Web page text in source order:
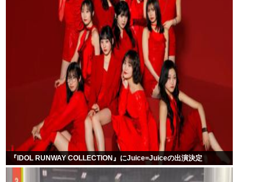
『IDOL RUNWAY COLLECTION』にJuice=Juiceの出演決定